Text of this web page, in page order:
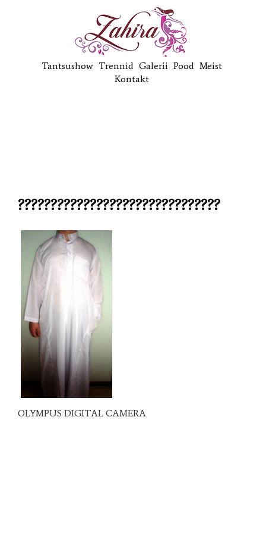
Tantsushow Trennid Galerii Pood Meist
Kontakt
???????????????????????????????
OLYMPUS DIGITAL CAMERA